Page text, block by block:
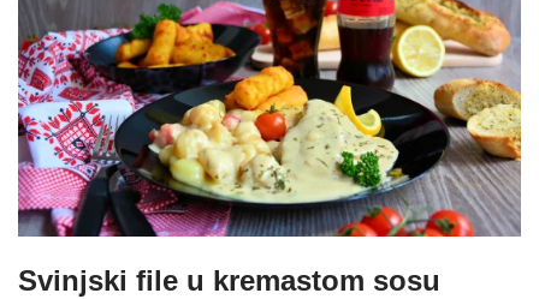
Svinjski file u kremastom sosu